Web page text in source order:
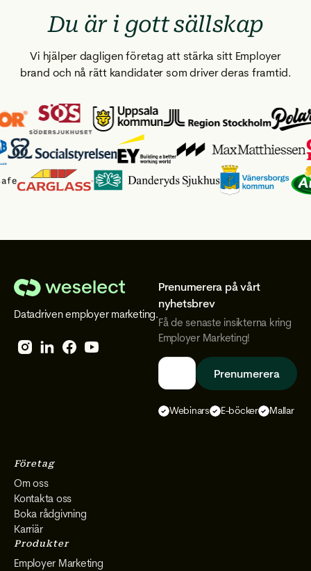
Du är i gott sällskap
Vi hjälper dagligen företag att stärka sitt Employer
brand och nå rätt kandidater som driver deras framtid.
Select
Datadriven employer marketing.
Prenumerera på vårt
nyhetsbrev
Få de senaste insikterna kring
Employer Marketing!
Webinars E-böcker Mallar
Företag
Om oss
Kontakta oss
Boka rådgivning
Karriär
Produkter
Employer Marketing